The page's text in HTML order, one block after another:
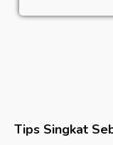
Tips Singkat